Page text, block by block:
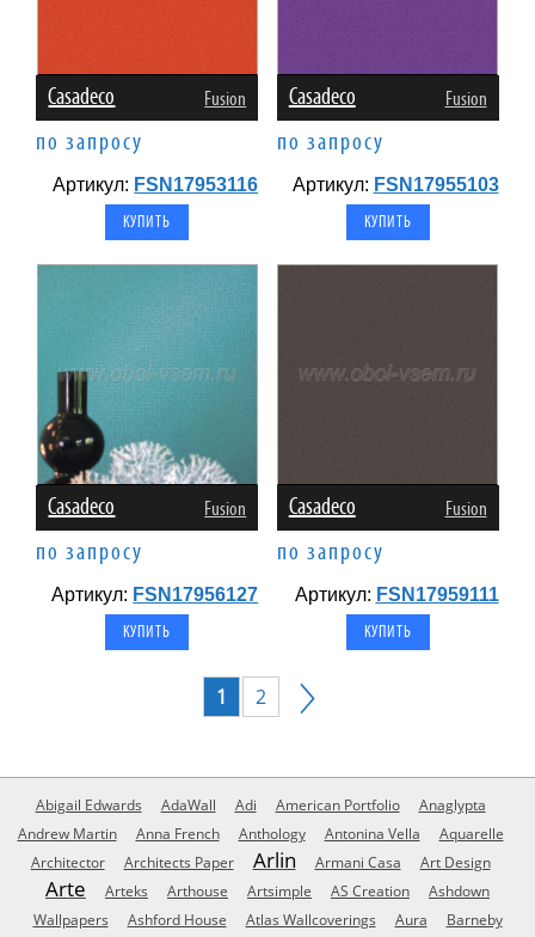
Casadeco Fusion
по запросу
Артикул: FSN17953116
Casadeco Fusion
по запросу
Артикул: FSN17955103
Casadeco Fusion
по запросу
Артикул: FSN17956127
Casadeco Fusion
по запросу
Артикул: FSN17959111
1 2
Abigail Edwards AdaWall Adi American Portfolio
Anaglypta
Andrew Martin
Anna French Anthology Antonina Vella
Aquarelle
Architector
Architects Paper Arlin Armani Casa Art Design
Arte Arteks Arthouse Artsimple AS Creation
Ashdown
Wallpapers
Ashford House Atlas Wallcoverings Aura
Barneby